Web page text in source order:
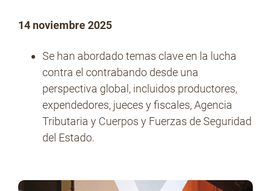
People and Culture
No Contrabando
14 noviembre 2025
Se han abordado temas clave en la lucha
contra el contrabando desde una
perspectiva global, incluidos productores,
expendedores, jueces y fiscales, Agencia
Tributaria y Cuerpos y Fuerzas de Seguridad
del Estado.